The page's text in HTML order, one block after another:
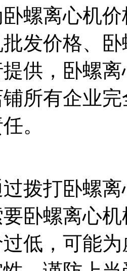
螺离心机
发价格、
供，卧螺
所有企业
。
拨打卧螺
卧螺离心
低，可能